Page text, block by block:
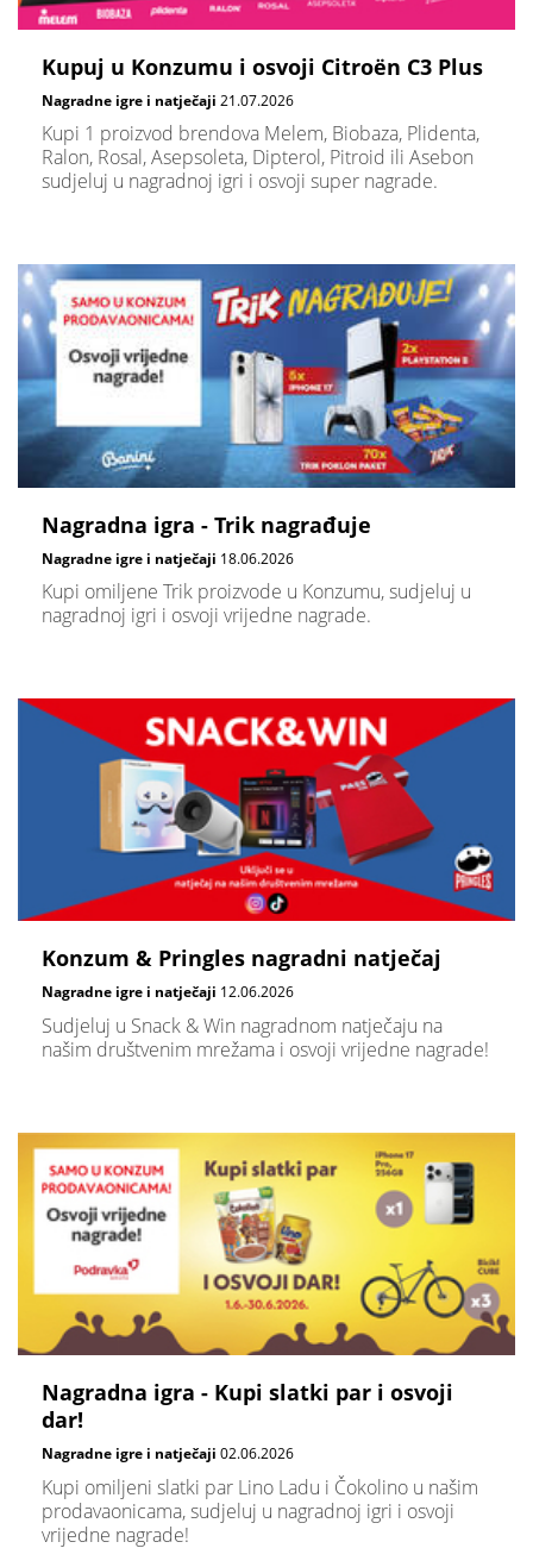
Kupuj u Konzumu i osvoji Citroën C3 Plus
Nagradne igre i natječaji 21.07.2026
Kupi 1 proizvod brendova Melem, Biobaza, Plidenta,
Ralon, Rosal, Asepsoleta, Dipterol, Pitroid ili Asebon
sudjeluj u nagradnoj igri i osvoji super nagrade.
Nagradna igra - Trik nagrađuje
Nagradne igre i natječaji 18.06.2026
Kupi omiljene Trik proizvode u Konzumu, sudjeluj u
nagradnoj igri i osvoji vrijedne nagrade.
Konzum & Pringles nagradni natječaj
Nagradne igre i natječaji 12.06.2026
Sudjeluj u Snack & Win nagradnom natječaju na
našim društvenim mrežama i osvoji vrijedne nagrade!
Nagradna igra - Kupi slatki par i osvoji
dar!
Nagradne igre i natječaji 02.06.2026
Kupi omiljeni slatki par Lino Ladu i Čokolino u našim
prodavaonicama, sudjeluj u nagradnoj igri i osvoji
vrijedne nagrade!